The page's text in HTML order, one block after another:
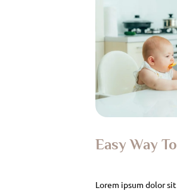
Easy Way
Lorem ipsum dolor